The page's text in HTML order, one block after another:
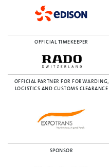
OFFICIAL TIMEKEEPER
OFFICIAL PARTNER FOR FORWARDING,
LOGISTICS AND CUSTOMS CLEARANCE
SPONSOR